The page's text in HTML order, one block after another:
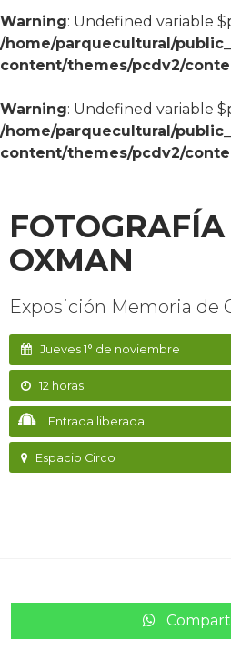
Warning: Undefined variable
/home/parquecultural/
content/themes/pcdv2/
Warning: Undefined variable
/home/parquecultural/
content/themes/pcdv2/
OXMAN
Exposición Memoria de
Jueves 1° de noviembre
12 horas
Entrada liberada
Espacio Circo